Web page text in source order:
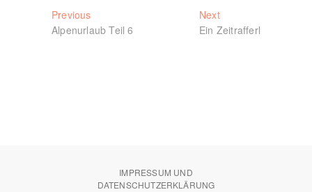
Beitragsnavigation
PreviousPrevious
post:
Alpenurlaub Teil 6
NextNext
post:
Ein Zeitrafferl
IMPRESSUM UND
DATENSCHUTZERKLÄRUNG